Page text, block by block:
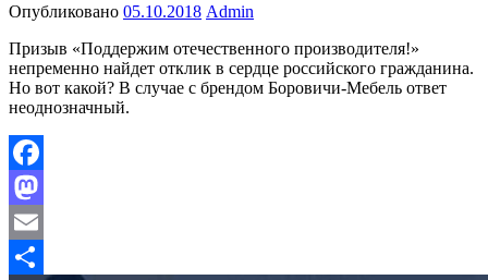
Опубликовано 05.10.2018 Admin
Призыв «Поддержим отечественного производителя!»
непременно найдет отклик в сердце российского гражданина.
Но вот какой? В случае с брендом Боровичи-Мебель ответ
неоднозначный.
Facebook
Mastodon
Email